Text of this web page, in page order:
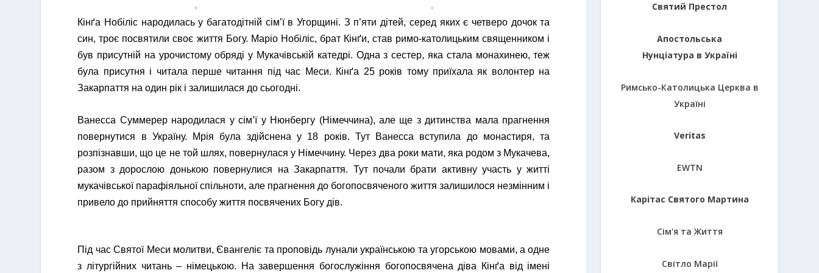
Кінґа Нобіліс народилась у багатодітній сім’ї в Угорщині. З п’яти дітей, серед яких є четверо дочок та
син, троє посвятили своє життя Богу. Маріо Нобіліс, брат Кінґи, став римо-католицьким священником і
був присутній на урочистому обряді у Мукачівській катедрі. Одна з сестер, яка стала монахинею, теж
була присутня і читала перше читання під час Меси. Кінґа 25 років тому приїхала як волонтер на
Закарпаття на один рік і залишилася до сьогодні.
Ванесса Суммерер народилася у сім’ї у Нюнбергу (Німеччина), але ще з дитинства мала прагнення
повернутися в Україну. Мрія була здійснена у 18 років. Тут Ванесса вступила до монастиря, та
розпізнавши, що це не той шлях, повернулася у Німеччину. Через два роки мати, яка родом з Мукачева,
разом з дорослою донькою повернулися на Закарпаття. Тут почали брати активну участь у житті
мукачівської парафіяльної спільноти, але прагнення до богопосвяченого життя залишилося незмінним і
привело до прийняття способу життя посвячених Богу дів.
Під час Святої Меси молитви, Євангеліє та проповідь лунали українською та угорською мовами, а одне
з літургійних читань – німецькою. На завершення богослужіння богопосвячена діва Кінґа від імені
Святий Престол
Апостольська
Нунціатура в Україні
Римсько-Католицька Церква в
Україні
Veritas
EWTN
Карітас Святого Мартина
Сім'я та Життя
Світло Марії